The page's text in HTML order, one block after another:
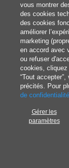
Un document
1.
Quel que
vous montrer
des cookies
des cookies
améliorer
marketing
en accord avec
ou refuser
cookies,
“Tout
précités. Pour
de confidentialité
Gérer les
paramètres